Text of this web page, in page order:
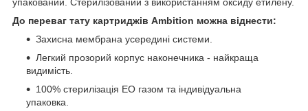
До переваг тату картриджів Ambition можна віднести:
Захисна мембрана усередині системи.
Легкий прозорий корпус наконечника - найкраща
видимість.
100% стерилізація EO газом та індивідуальна
упаковка.